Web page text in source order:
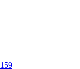
159